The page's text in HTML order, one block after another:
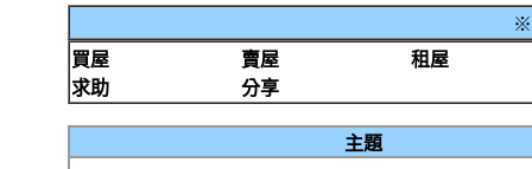
※
買屋
賣屋
租屋
求助
分享
主題